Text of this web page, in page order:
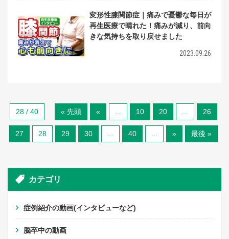
変形性膝関節症｜痛みで憂鬱な毎日が
再生医療で晴れた！痛みが減り、前向
きな気持ちを取り戻せました
2023.09.26
28 / 40 « 先頭 « 10 20 26
27 28 29 30 40 » 最後 »
カテゴリ
症例紹介の動画(インタビューなど)
脳卒中の動画